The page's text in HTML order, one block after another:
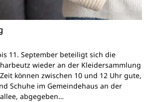
11. September beteiligt sich die
wieder an der Kleidersammlung
können zwischen 10 und 12 Uhr gute,
Schuhe im Gemeindehaus an der
abgegeben…